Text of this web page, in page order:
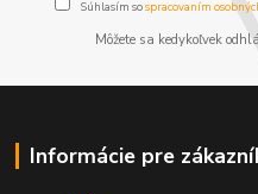
Súhlasím sospracovaním
Môžete sa kedykoľvek
Informácie pre